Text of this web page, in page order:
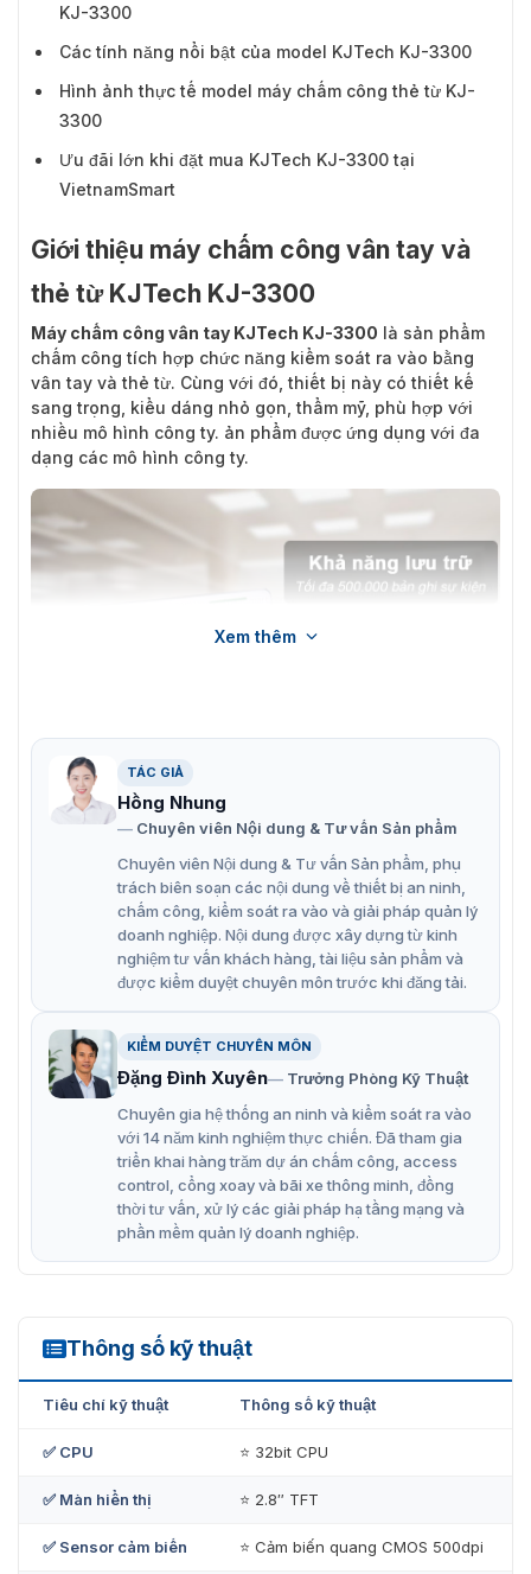
KJ-3300
Các tính năng nổi bật của model KJTech KJ-3300
Hình ảnh thực tế model máy chấm công thẻ từ KJ-
3300
Ưu đãi lớn khi đặt mua KJTech KJ-3300 tại
VietnamSmart
Giới thiệu máy chấm công vân tay và
thẻ từ KJTech KJ-3300
Máy chấm công vân tay KJTech KJ-3300 là sản phẩm
chấm công tích hợp chức năng kiểm soát ra vào bằng
vân tay và thẻ từ. Cùng với đó, thiết bị này có thiết kế
sang trọng, kiểu dáng nhỏ gọn, thẩm mỹ, phù hợp với
nhiều mô hình công ty. ản phẩm được ứng dụng với đa
dạng các mô hình công ty.
Máy chấm công vân tay KJTech KJ-3300 ghi tối đa 500.000 sự
kiện
Các tính năng nổi bật của model
KJTech KJ-3300
KJTech KJ-3300 trang bị nhiều tính năng nổi bật, đảm
bảo chấm công và kiểm soát cửa tốt:
Một trong những máy có tốc độ nhận thực nhanh
nhất thế giới (< 0.3 giây 1:N).
CPU: 32 bit.
Đọc thẻ chuẩn EM (125KHz); Hỗ trợ nhiều chuẩn thẻ
(Tùy chọn).
Màn hình màu TFT 2.8″, bàn phím cảm ứng.
Chấp nhận nhiều hướng đặt vân tay.
Hỗ trợ cổng USB để Download/Upload dữ liệu.
Giao tiếp qua cổng TCP/IP; RS-232; RS-485.
Chức năng lấy lại dữ liệu.
Có thể lắp đặt trong nhà, ngoài trời dựa trên công
Xem thêm
TÁC GIẢ
Hồng Nhung
Chuyên viên Nội dung & Tư vấn Sản phẩm
Chuyên viên Nội dung & Tư vấn Sản phẩm, phụ
trách biên soạn các nội dung về thiết bị an ninh,
chấm công, kiểm soát ra vào và giải pháp quản lý
doanh nghiệp. Nội dung được xây dựng từ kinh
nghiệm tư vấn khách hàng, tài liệu sản phẩm và
được kiểm duyệt chuyên môn trước khi đăng tải.
KIỂM DUYỆT CHUYÊN MÔN
Đặng Đình Xuyên
Trưởng Phòng Kỹ Thuật
Chuyên gia hệ thống an ninh và kiểm soát ra vào
với 14 năm kinh nghiệm thực chiến. Đã tham gia
triển khai hàng trăm dự án chấm công, access
control, cổng xoay và bãi xe thông minh, đồng
thời tư vấn, xử lý các giải pháp hạ tầng mạng và
phần mềm quản lý doanh nghiệp.
Thông số kỹ thuật
KJ-3300
Tiêu chí kỹ thuật Thông số kỹ thuật
✅ CPU ⭐ 32bit CPU
✅ Màn hiển thị ⭐ 2.8″ TFT
✅ Sensor cảm biến ⭐ Cảm biến quang CMOS 500dpi